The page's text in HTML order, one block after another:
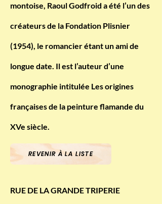
montoise, Raoul Godfroid a été l’un des
créateurs de la Fondation Plisnier
(1954), le romancier étant un ami de
longue date. Il est l’auteur d’une
monographie intitulée Les origines
françaises de la peinture flamande du
XVe siècle.
REVENIR À LA LISTE
RUE DE LA GRANDE TRIPERIE